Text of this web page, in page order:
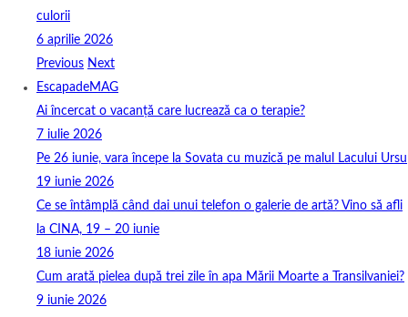
culorii
6 aprilie 2026
Previous Next
EscapadeMAG
Ai încercat o vacanță care lucrează ca o terapie?
7 iulie 2026
Pe 26 iunie, vara începe la Sovata cu muzică pe malul Lacului Ursu
19 iunie 2026
Ce se întâmplă când dai unui telefon o galerie de artă? Vino să afli
la CINA, 19 – 20 iunie
18 iunie 2026
Cum arată pielea după trei zile în apa Mării Moarte a Transilvaniei?
9 iunie 2026